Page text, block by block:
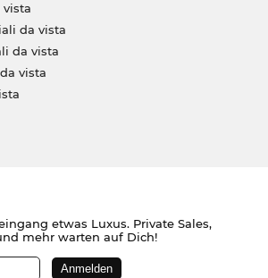
vista
da vista
da vista
vista
etwas Luxus. Private Sales,
mehr warten auf Dich!